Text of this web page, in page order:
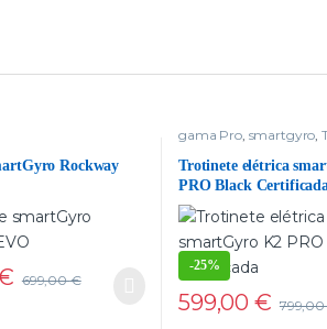
Rockway
699,00€
gama Pro, smartgyro,
Trotinete elétrica
PRO Black
-25%
599,00€ 799,00